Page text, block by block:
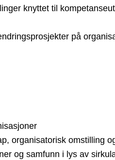
knyttet til
på
organisatorisk omstilling
og samfunn i lys av